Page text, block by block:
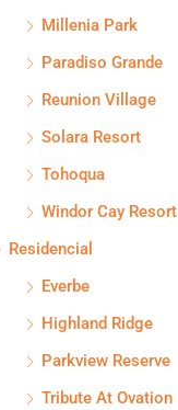
Millenia Park
Paradiso Grande
Reunion Village
Solara Resort
Tohoqua
Windor Cay Resort
Residencial
Everbe
Highland Ridge
Parkview Reserve
Tribute At Ovation